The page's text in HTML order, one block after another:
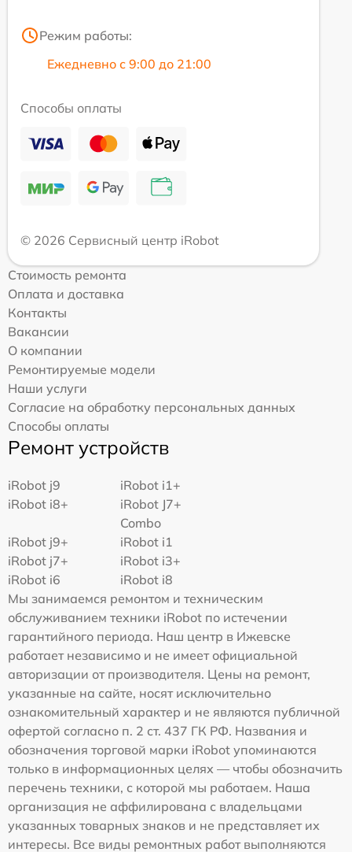
Режим работы:
Ежедневно с 9:00 до 21:00
Способы оплаты
© 2026 Сервисный центр iRobot
Стоимость ремонта
Оплата и доставка
Контакты
Вакансии
О компании
Ремонтируемые модели
Наши услуги
Согласие на обработку персональных данных
Способы оплаты
Ремонт устройств
iRobot j9
iRobot i1+
iRobot i8+
iRobot J7+
Combo
iRobot j9+
iRobot i1
iRobot j7+
iRobot i3+
iRobot i6
iRobot i8
Мы занимаемся ремонтом и техническим
обслуживанием техники iRobot по истечении
гарантийного периода. Наш центр в Ижевске
работает независимо и не имеет официальной
авторизации от производителя. Цены на ремонт,
указанные на сайте, носят исключительно
ознакомительный характер и не являются публичной
офертой согласно п. 2 ст. 437 ГК РФ. Названия и
обозначения торговой марки iRobot упоминаются
только в информационных целях — чтобы обозначить
перечень техники, с которой мы работаем. Наша
организация не аффилирована с владельцами
указанных товарных знаков и не представляет их
интересы. Все виды ремонтных работ выполняются